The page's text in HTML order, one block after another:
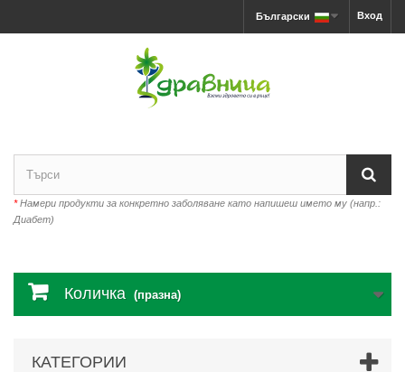
Вход
Български
*Намери продукти за конкретно заболяване като напишеш името му (напр.:
Диабет)
Количка (празна)
КАТЕГОРИИ